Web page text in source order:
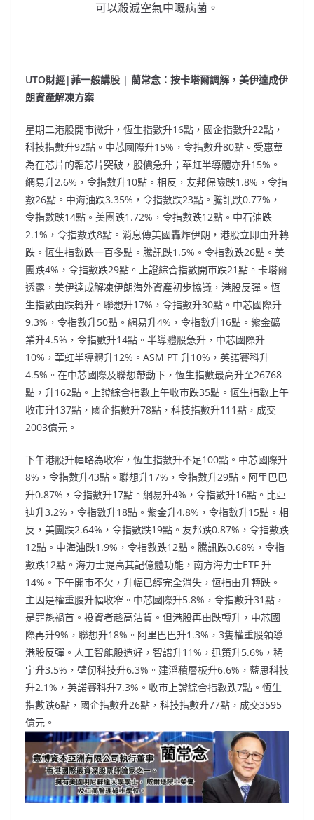
可以殺滅空氣中嘅病菌。
UTO財經|菲一般講股 | 藺常念： 按卡塔爾調解，美伊達成伊
朗資產解凍方案
星期二港股開市微升，恆生指數升16點，國企指數升22點，
科技指數升92點。中芯國際升15%，令指數升80點。受惠華
為在芯片的韜芯片突破，股價急升；華虹半導體亦升15%。
網易升2.6%，令指數升10點。相反，友邦保險跌1.8%，令指
數26點。中海油跌3.35%，令指數跌23點。騰訊跌0.77%，
令指數跌14點。美團跌1.72%，令指數跌12點。中石油跌
2.1%，令指數跌8點。消息傳美國轟炸伊朗，港股立即由升轉
跌。恆生指數跌一百多點。騰訊跌1.5%。令指數跌26點。美
團跌4%，令指數跌29點。上證綜合指數開市跌21點。卡塔爾
透露，美伊達成解凍伊朗海外資產初步協議，港股反彈。恆
生指數由跌轉升。聯想升17%，令指數升30點。中芯國際升
9.3%，令指數升50點。網易升4%，令指數升16點。紫金礦
業升4.5%，令指數升14點。半導體股急升，中芯國際升
10%，華虹半導體升12%。ASM PT 升10%，英諾賽科升
4.5%。在中芯國際及聯想帶動下，恆生指數最高升至26768
點，升162點。上證綜合指數上午收市跌35點。恆生指數上午
收市升137點，國企指數升78點，科技指數升111點，成交
2003億元。
下午港股升幅略為收窄，恆生指數升不足100點。中芯國際升
8%，令指數升43點。聯想升17%，令指數升29點。阿里巴巴
升0.87%，令指數升17點。網易升4%，令指數升16點。比亞
迪升3.2%，令指數升18點。紫金升4.8%，令指數升15點。相
反，美團跌2.64%，令指數跌19點。友邦跌0.87%，令指數跌
12點。中海油跌1.9%，令指數跌12點。騰訊跌0.68%，令指
數跌12點。海力士提高其記億體功能，南方海力士ETF 升
14%。下午開市不欠，升幅已經完全消失，恆指由升轉跌。
主因是權重股升幅收窄。中芯國際升5.8%，令指數升31點，
是罪魁禍首。投資者趁高沽貨。但港股再由跌轉升，中芯國
際再升9%，聯想升18%。阿里巴巴升1.3%，3隻權重股領導
港股反彈。人工智能股造好，智譜升11%，迅策升5.6%，稀
宇升3.5%，壁仞科技升6.3%。建滔積層板升6.6%，藍思科技
升2.1%，英諾賽科升7.3%。收市上證綜合指數跌7點。恆生
指數跌6點，國企指數升26點，科技指數升77點，成交3595
億元。